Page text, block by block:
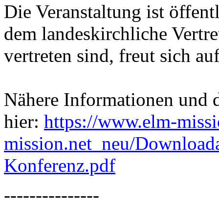
Die Veranstaltung ist
dem landeskirchliche
vertreten sind, freut sich
Nähere Informationen und
hier: https://www.elm-
mission.net_neu/
Konferenz.pdf
---------------